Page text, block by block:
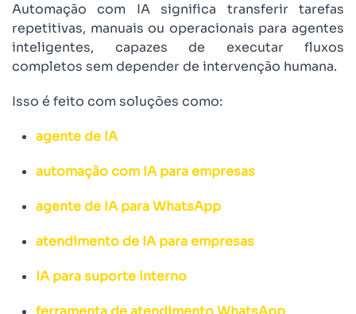
Automação com IA significa transferir tarefas
repetitivas, manuais ou operacionais para agentes
inteligentes, capazes de executar fluxos
completos sem depender de intervenção humana.
Isso é feito com soluções como:
agente de IA
automação com IA para empresas
agente de IA para WhatsApp
atendimento de IA para empresas
IA para suporte interno